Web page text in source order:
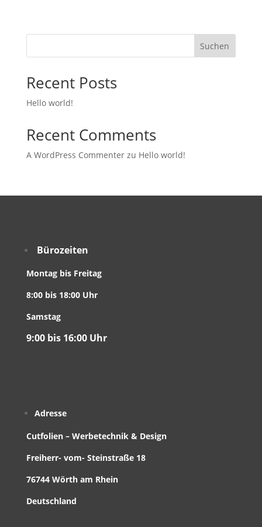
Suchen
Recent Posts
Hello world!
Recent Comments
A WordPress Commenterzu Hello world!
Bürozeiten
Montag bis Freitag
8:00 bis 18:00 Uhr
Samstag
9:00 bis 16:00 Uhr
Adresse
Cutfolien – Werbetechnik & Design
Freiherr- vom- Steinstraße 18
76744 Wörth am Rhein
Deutschland